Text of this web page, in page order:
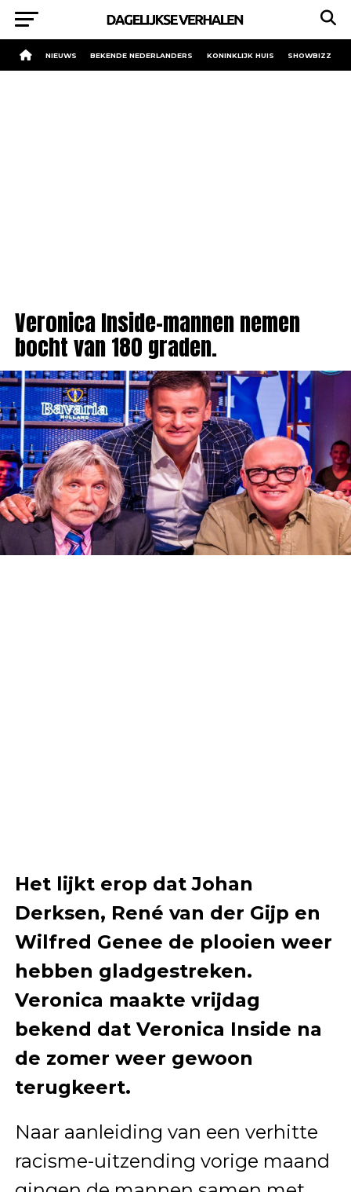
NIEUWS BEKENDE NEDERLANDERS KONINKLIJK HUIS SHOWBIZZ
Veronica Inside-mannen nemen
bocht van 180 graden.
Het lijkt erop dat Johan
Derksen, René van der Gijp en
Wilfred Genee de plooien weer
hebben gladgestreken.
Veronica maakte vrijdag
bekend dat Veronica Inside na
de zomer weer gewoon
terugkeert.
Naar aanleiding van een verhitte
racisme-uitzending vorige maand